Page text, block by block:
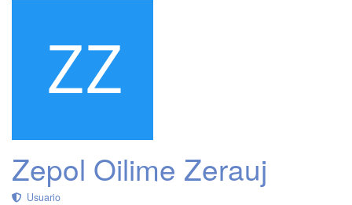
Zepol Oilime Zerauj
Usuario